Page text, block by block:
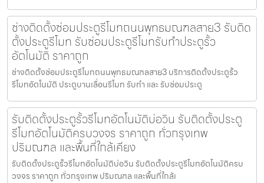
ช่างติดตั้งซ่อมประตูรีโมทถนนพุทธมณฑลสาย3 รับติด
ตั้งประตูรีโมท รับซ่อมประตูรีโมทรับทำประตูรั้ว
อัตโนมัติ ราคาถูก
ช่างติดตั้งซ่อมประตูรีโมทถนนพุทธมณฑลสาย3 บริการติดตั้งประตูรั้ว
รีโมทอัตโนมัติ ประตูบานเลื่อนรีโมท รับทำ และ รับซ่อมประตู
รับติดตั้งประตูรั้วรีโมทอัตโนมัติบ่อวิน รับติดตั้งประตู
รีโมทอัตโนมัติครบวงจร ราคาถูก ทั่วกรุงเทพ
ปริมณฑล และพื้นที่ใกล้เคียง
รับติดตั้งประตูรั้วรีโมทอัตโนมัติบ่อวิน รับติดตั้งประตูรีโมทอัตโนมัติครบ
วงจร ราคาถูก ทั่วกรุงเทพ ปริมณฑล และพื้นที่ใกล้เ